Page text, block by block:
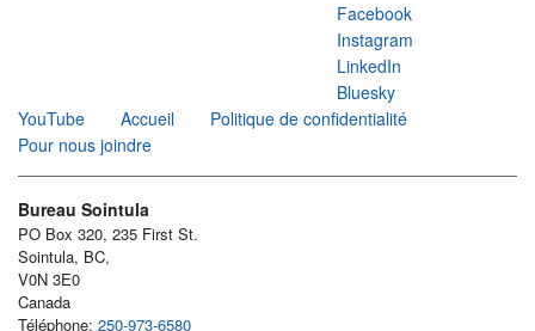
Facebook
Instagram
LinkedIn
Bluesky
YouTube
Accueil
Politique de confidentialité
Pour nous joindre
Bureau Sointula
PO Box 320, 235 First St.
Sointula, BC,
V0N 3E0
Canada
Téléphone: 250-973-6580